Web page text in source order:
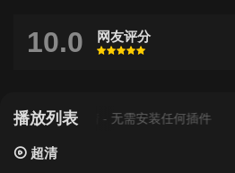
10.0 网友评分
很差
较差还行推荐力荐
播放列表
资源来源超清 - 无需安装任何插件
超清